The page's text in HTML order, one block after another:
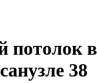
потолок
38